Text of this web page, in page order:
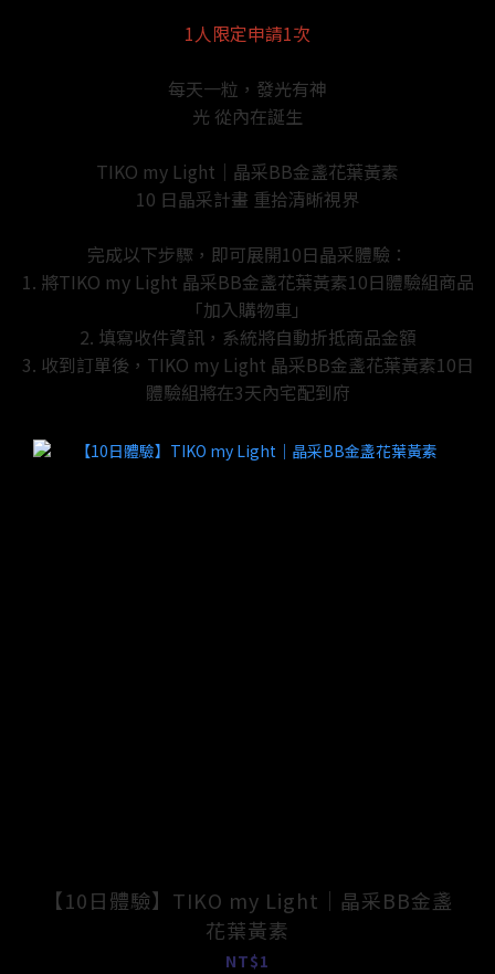
1人限定申請1次
每天一粒，發光有神
光 從內在誕生
TIKO my Light｜晶采BB金盞花葉黃素
10 日晶采計畫 重拾清晰視界
完成以下步驟，即可展開10日晶采體驗：
1. 將TIKO my Light 晶采BB金盞花葉黃素10日體驗組商品
「加入購物車」
2. 填寫收件資訊，系統將自動折抵商品金額
3. 收到訂單後，TIKO my Light 晶采BB金盞花葉黃素10日
體驗組將在3天內宅配到府
【10日體驗】TIKO my Light｜晶采BB金盞
花葉黃素
NT$1